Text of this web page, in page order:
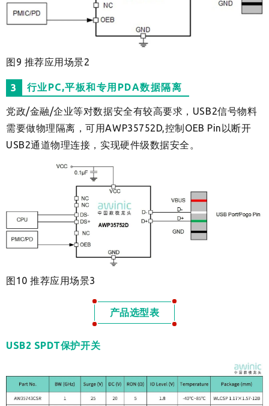
图9 推荐应用场景2
3 行业PC,平板和专用PDA数据隔离
党政/金融/企业等对数据安全有较高要求，USB2信号物料
需要做物理隔离，可用AWP35752D,控制OEB Pin以断开
USB2通道物理连接，实现硬件级数据安全。
图10 推荐应用场景3
产品选型表
USB2 SPDT保护开关